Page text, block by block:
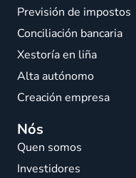
Previsión de impostos
Conciliación bancaria
Xestoría en liña
Alta autónomo
Creación empresa
Nós
Quen somos
Investidores